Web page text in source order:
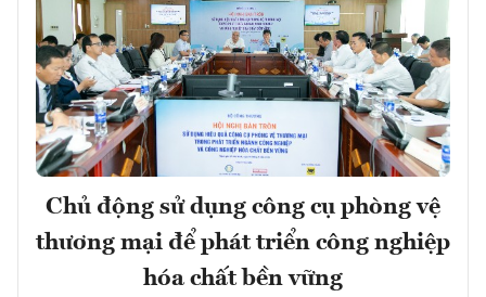
Chủ động sử dụng công cụ phòng vệ
thương mại để phát triển công nghiệp
hóa chất bền vững